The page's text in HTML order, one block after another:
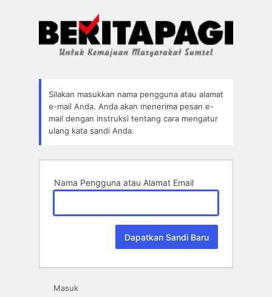
Silakan masukkan nama pengguna atau alamat
e-mail Anda. Anda akan menerima pesan e-
mail dengan instruksi tentang cara mengatur
ulang kata sandi Anda.
Nama Pengguna atau Alamat Email
Masuk